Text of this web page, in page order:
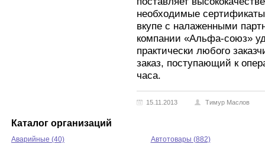
необходимые
вкупе с налаженными
компании «Альфа-союз»
практически любого
заказ, поступающий к
часа.
15.11.2013 Тимур Маслов
Каталог организаций
Аварийные (40)
Автотовары (882)